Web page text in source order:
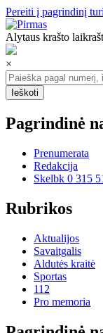
Pereiti į pagrindinį
Alytaus krašto
×
Pagrindinė
Prenumerata
Redakcija
Skelbk 0 315
Rubrikos
Aktualijos
Savaitgalis
Aldutės kraitė
Sportas
112
Pro memoria